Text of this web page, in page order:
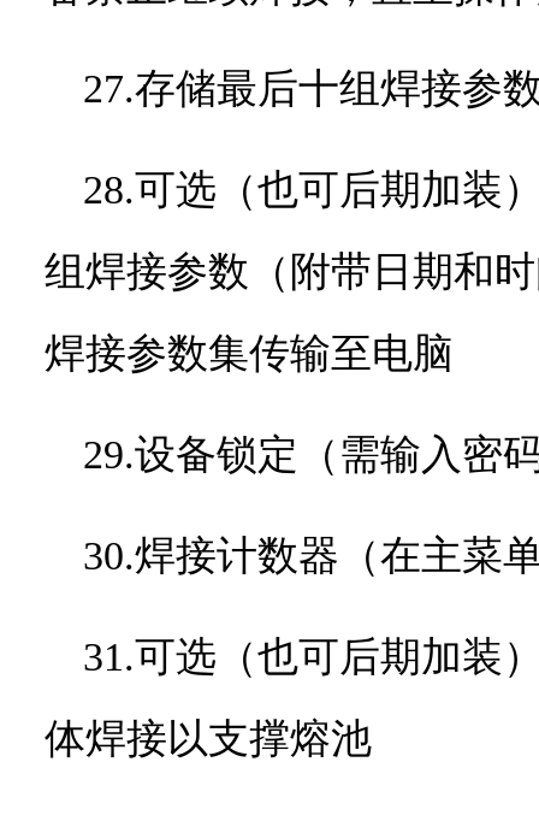
27.存储最后十组焊接参
28.可选（也可后期加装
组焊接参数（附带日期和
焊接参数集传输至电脑
29.设备锁定（需输入密
30.焊接计数器（在主菜
31.可选（也可后期加装
体焊接以支撑熔池